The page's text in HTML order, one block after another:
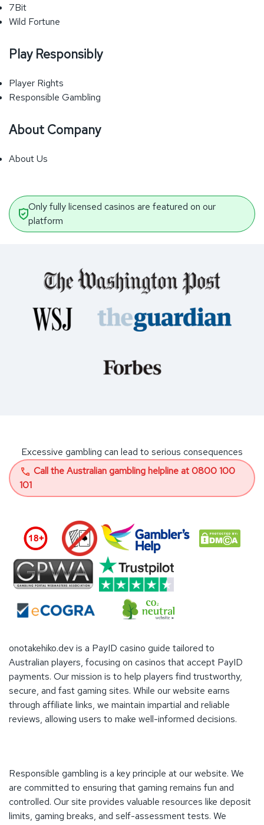
7Bit
Wild Fortune
Play Responsibly
Player Rights
Responsible Gambling
About Company
About Us
Only fully licensed casinos are featured on our
platform
Excessive gambling can lead to serious consequences
Call the Australian gambling helpline at 0800 100
101
onotakehiko.dev is a PayID casino guide tailored to
Australian players, focusing on casinos that accept PayID
payments. Our mission is to help players find trustworthy,
secure, and fast gaming sites. While our website earns
through affiliate links, we maintain impartial and reliable
reviews, allowing users to make well-informed decisions.
Responsible gambling is a key principle at our website. We
are committed to ensuring that gaming remains fun and
controlled. Our site provides valuable resources like deposit
limits, gaming breaks, and self-assessment tests. We